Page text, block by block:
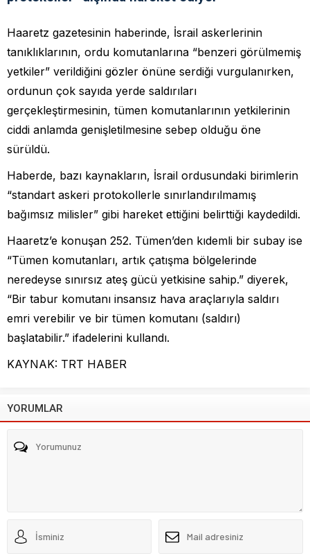
Haaretz gazetesinin haberinde, İsrail askerlerinin
tanıklıklarının, ordu komutanlarına “benzeri görülmemiş
yetkiler” verildiğini gözler önüne serdiği vurgulanırken,
ordunun çok sayıda yerde saldırıları
gerçekleştirmesinin, tümen komutanlarının yetkilerinin
ciddi anlamda genişletilmesine sebep olduğu öne
sürüldü.
Haberde, bazı kaynakların, İsrail ordusundaki birimlerin
“standart askeri protokollerle sınırlandırılmamış
bağımsız milisler” gibi hareket ettiğini belirttiği kaydedildi.
Haaretz’e konuşan 252. Tümen’den kıdemli bir subay ise
“Tümen komutanları, artık çatışma bölgelerinde
neredeyse sınırsız ateş gücü yetkisine sahip.” diyerek,
“Bir tabur komutanı insansız hava araçlarıyla saldırı
emri verebilir ve bir tümen komutanı (saldırı)
başlatabilir.” ifadelerini kullandı.
KAYNAK: TRT HABER
YORUMLAR